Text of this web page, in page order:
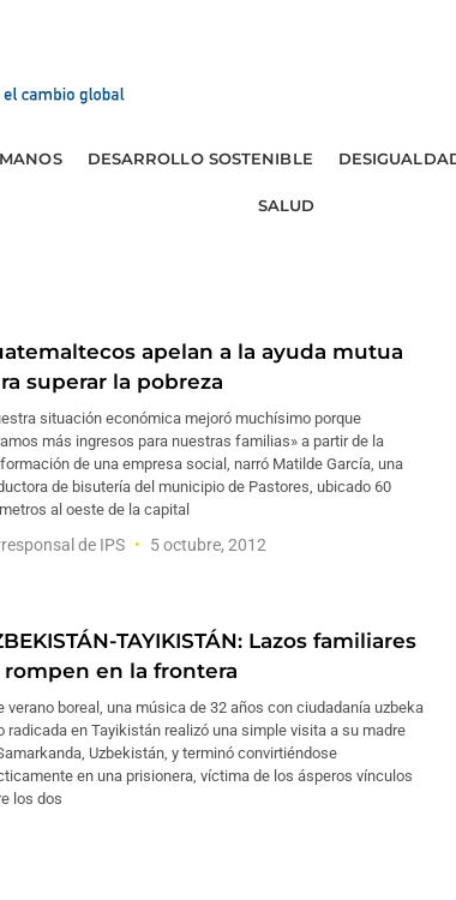
DESARROLLO SOSTENIBLE
SALUD
apelan a la ayuda mutua
superar la pobreza
situación económica mejoró muchísimo porque
más ingresos para nuestras familias» a partir de la
de una empresa social, narró Matilde García, una
de bisutería del municipio de Pastores, ubicado 60
al oeste de la capital
de IPS 5 octubre, 2012
TAYIKISTÁN: Lazos familiares
rompen en la frontera
verano boreal, una música de 32 años con ciudadanía uzbeka
radicada en Tayikistán realizó una simple visita a su madre
Uzbekistán, y terminó convirtiéndose
en una prisionera, víctima de los ásperos vínculos
los dos